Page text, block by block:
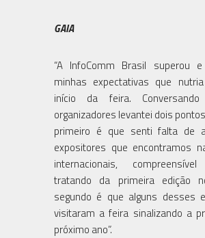
GAIA
“A InfoComm Brasil superou
minhas expectativas que
início da feira.
organizadores levantei dois
primeiro é que senti falta de
expositores que encontramos
internacionais,
tratando da primeira edição
segundo é que alguns desses
visitaram a feira sinalizando a
próximo ano”.